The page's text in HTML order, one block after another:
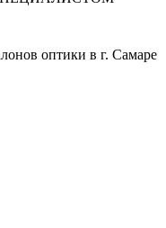
оптики в г. Самаре